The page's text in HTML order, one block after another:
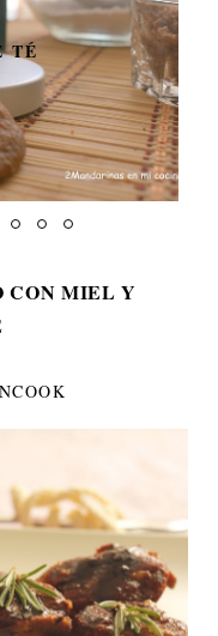
TÉ
CON MIEL Y